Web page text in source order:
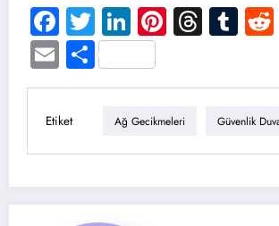
Facebook
TwitterLinkedIn
Pinterest
EmailShare
Etiket Ağ Gecikmeleri Güvenlik